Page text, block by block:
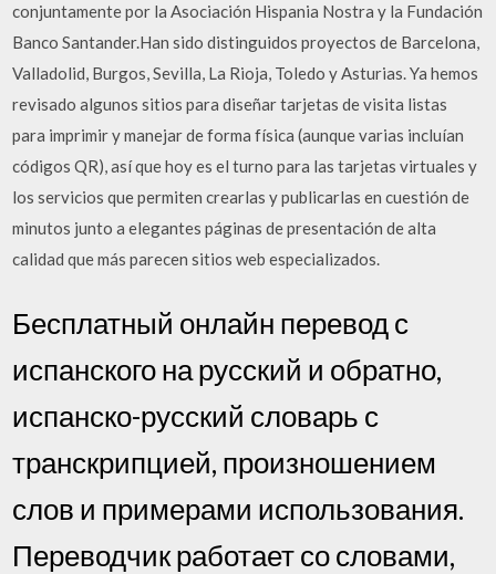
conjuntamente por la Asociación Hispania Nostra y la Fundación
Banco Santander.Han sido distinguidos proyectos de Barcelona,
Valladolid, Burgos, Sevilla, La Rioja, Toledo y Asturias. Ya hemos
revisado algunos sitios para diseñar tarjetas de visita listas
para imprimir y manejar de forma fí­sica (aunque varias incluí­an
códigos QR), así­ que hoy es el turno para las tarjetas virtuales y
los servicios que permiten crearlas y publicarlas en cuestión de
minutos junto a elegantes páginas de presentación de alta
calidad que más parecen sitios web especializados.
Бесплатный онлайн перевод с
испанского на русский и обратно,
испанско-русский словарь с
транскрипцией, произношением
слов и примерами использования.
Переводчик работает со словами,